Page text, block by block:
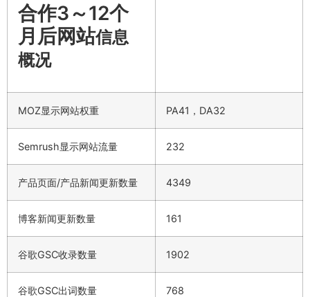
合作3～12个
月后网站信息
概况
MOZ显示网站权重 PA41，DA32
Semrush显示网站流量 232
产品页面/产品新闻更新数量 4349
博客新闻更新数量 161
谷歌GSC收录数量 1902
谷歌GSC出词数量 768